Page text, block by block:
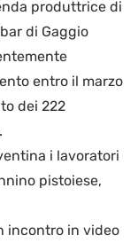
produttrice di
di Gaggio
entro il marzo
dei 222
i lavoratori
pistoiese,
incontro in video